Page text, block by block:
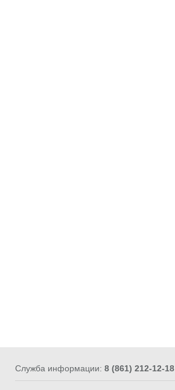
Служба информации: 8 (861) 212-12-18